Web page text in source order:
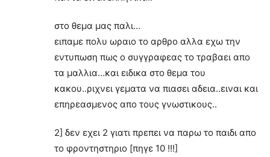
στο θεμα μας παλι…
ειπαμε πολυ ωραιο το αρθρο αλλα εχω την
εντυπωση πως ο συγγραφεας το τραβαει απο
τα μαλλια…και ειδικα στο θεμα του
κακου..ριχνει γεματα να πιασει αδεια..ειναι και
επηρεασμενος απο τους γνωστικους..
2] δεν εχει 2 γιατι πρεπει να παρω το παιδι απο
το φροντηστηριο [πηγε 10 !!!]